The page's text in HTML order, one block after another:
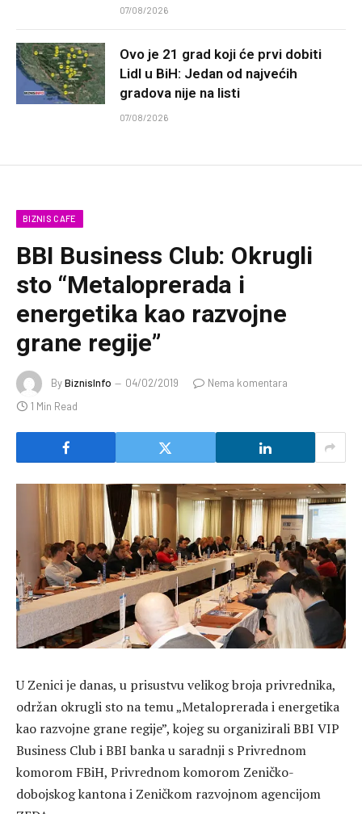
07/08/2026
Ovo je 21 grad koji će prvi dobiti
Lidl u BiH: Jedan od najvećih
gradova nije na listi
07/08/2026
BIZNIS CAFE
BBI Business Club: Okrugli
sto “Metaloprerada i
energetika kao razvojne
grane regije”
ByBiznisInfo 04/02/2019
Nema komentara
1 Min Read
U Zenici je danas, u prisustvu velikog broja privrednika,
održan okrugli sto na temu „Metaloprerada i energetika
kao razvojne grane regije”, kojeg su organizirali BBI VIP
Business Club i BBI banka u saradnji s Privrednom
komorom FBiH, Privrednom komorom Zeničko-
dobojskog kantona i Zeničkom razvojnom agencijom